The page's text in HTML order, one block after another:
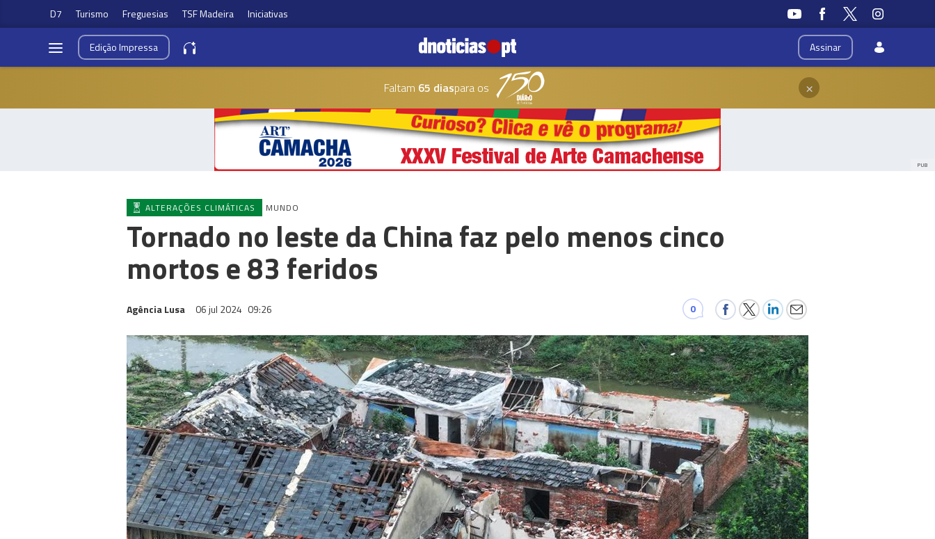
D7 Turismo Freguesias TSF Madeira Iniciativas
Assinar
EdiçãoImpressa
Faltam 65 diaspara os ×
PUB
ALTERAÇÕES CLIMÁTICAS MUNDO
Tornado no leste da China faz pelo menos cinco
mortos e 83 feridos
Agência Lusa 06 jul 2024 09:26 0